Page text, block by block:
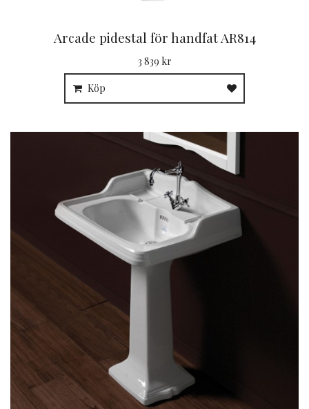
Arcade pidestal för handfat AR814
3 839 kr
Köp